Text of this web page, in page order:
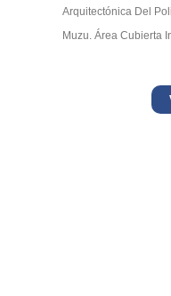
Arquitectónica Del
Muzu. Área Cubierta